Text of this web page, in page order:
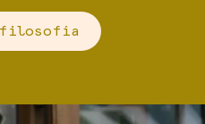
filosofía